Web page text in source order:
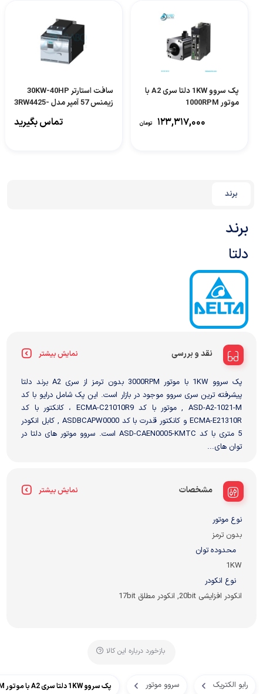
پک سروو 1KW دلتا سری A2 با
موتور 1000RPM
۱۲۳,۳۱۷,۰۰۰ تومان
سافت استارتر 30KW-40HP
زیمنس 57 آمپر مدل 3RW4425-
تماس بگیرید
برند
برند
دلتا
نقد و بررسی نمایش بیشتر
پک سروو 1KW با موتور 3000RPM بدون ترمز از سری A2 برند دلتا
پیشرفته ترین سری سروو موجود در بازار است. این پک شامل درایو با کد
ASD-A2-1021-M , موتور با کد ECMA-C21010R9 ، کانکتور با کد
ECMA-E21310R و کانکتور قدرت با کد ASDBCAPW0000 , کابل انکودر
5 متری با کد ASD-CAEN0005-KMTC است. سروو موتور های دلتا در
توان های...
مشخصات نمایش بیشتر
نوع موتور
بدون ترمز
محدوده توان
1KW
نوع انکودر
انکودر افزایشی 20bit, انکودر مطلق 17bit
بازخورد درباره این کالا
رابو الکتریک سروو موتور پک سروو 1KW دلتا سری A2 با موتور 3000RPM